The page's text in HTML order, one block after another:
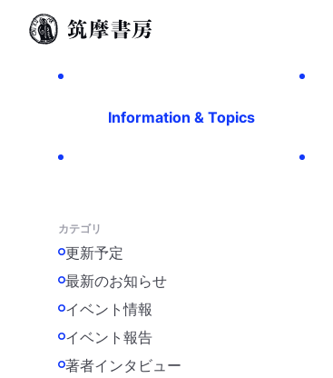
Information & Topics
カテゴリ
更新予定
最新のお知らせ
イベント情報
イベント報告
著者インタビュー